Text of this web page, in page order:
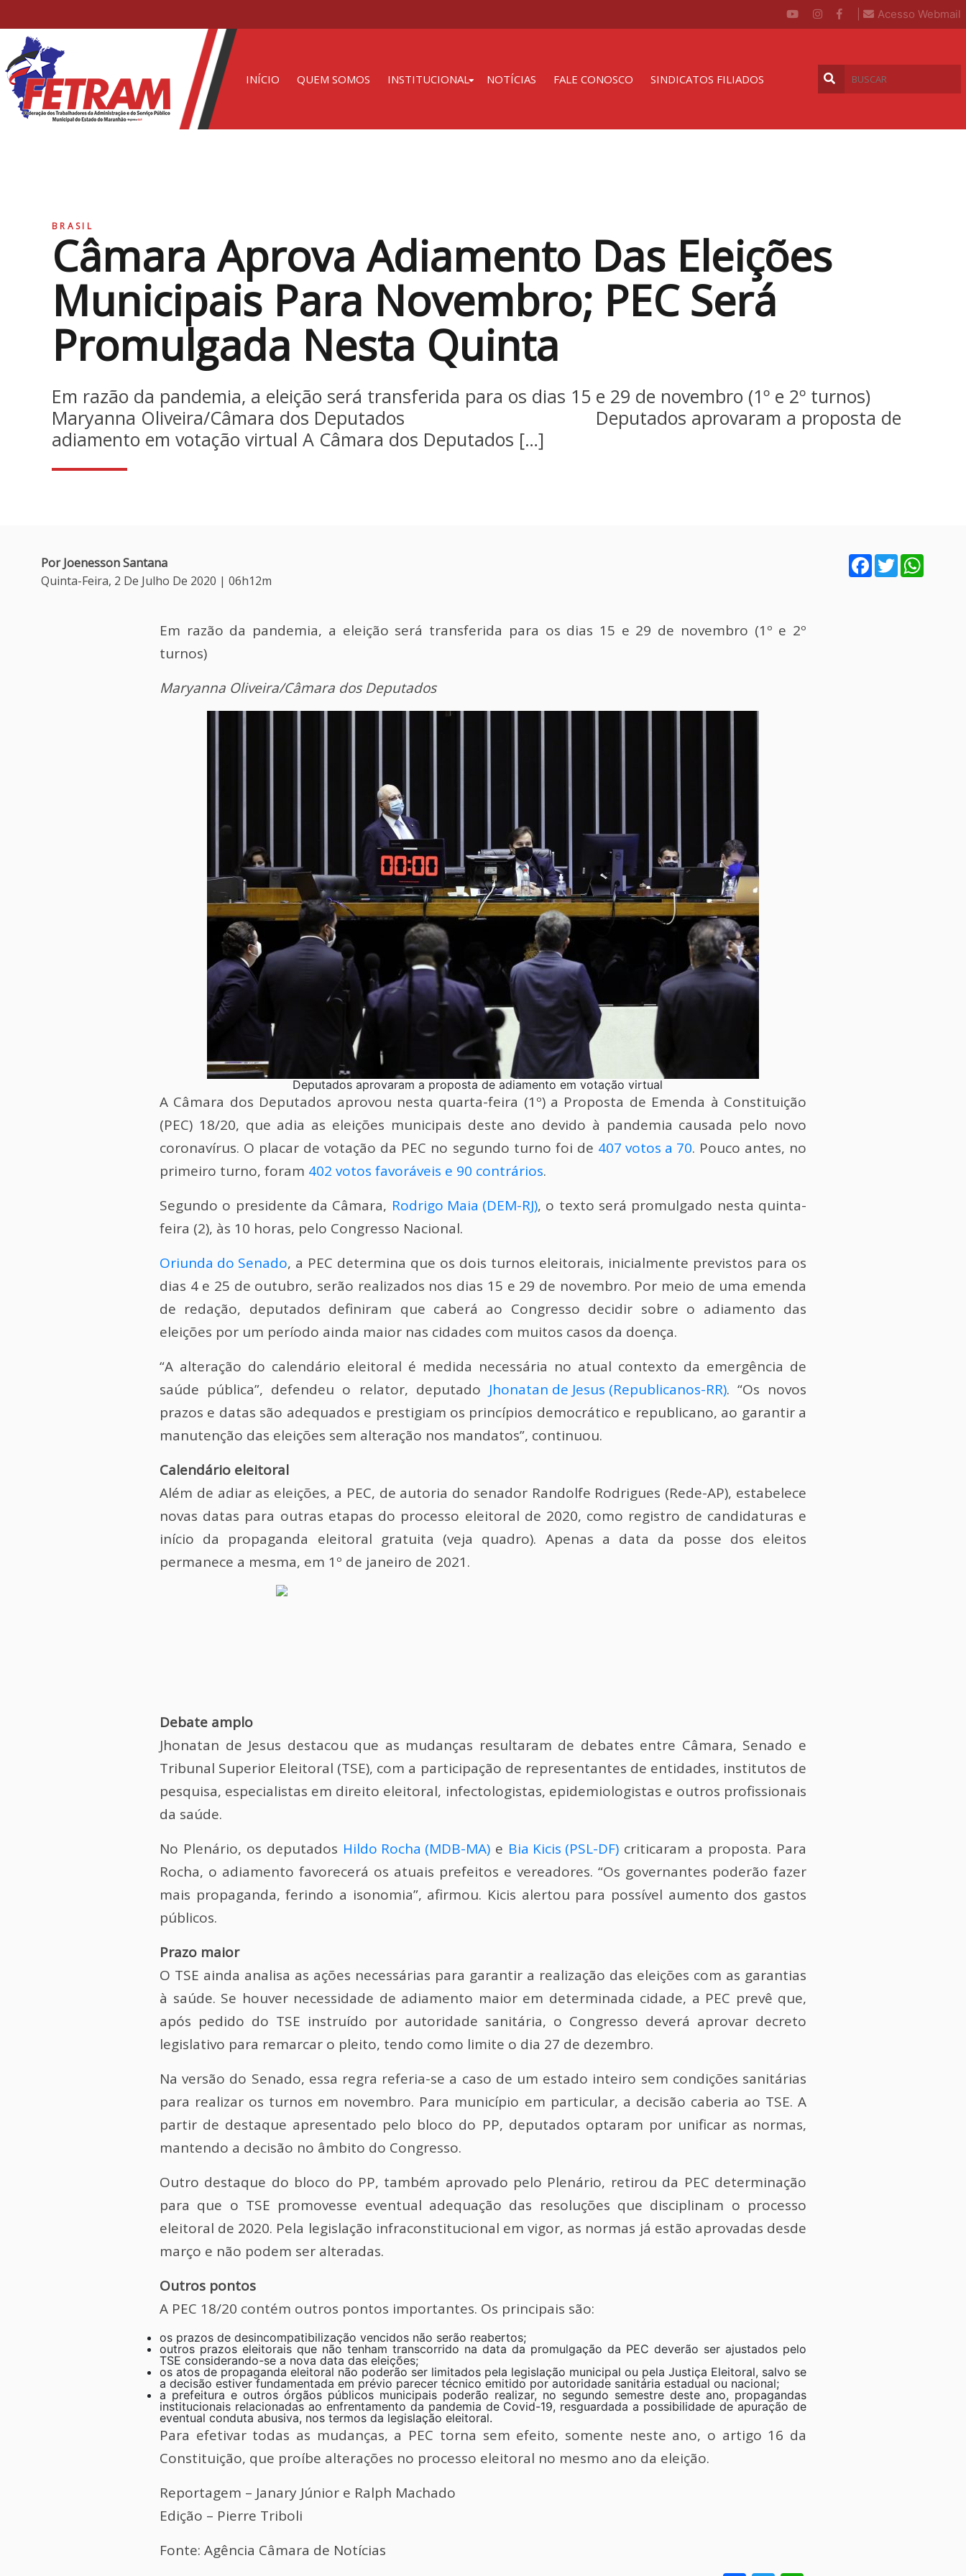
Acesso Webmail
INÍCIO QUEM SOMOS INSTITUCIONAL NOTÍCIAS FALE CONOSCO SINDICATOS FILIADOS
BRASIL
Câmara Aprova Adiamento Das Eleições
Municipais Para Novembro; PEC Será
Promulgada Nesta Quinta
Em razão da pandemia, a eleição será transferida para os dias 15 e 29 de novembro (1º e 2º turnos)
Maryanna Oliveira/Câmara dos Deputados Deputados aprovaram a proposta de
adiamento em votação virtual A Câmara dos Deputados […]
Por Joenesson Santana
Quinta-Feira, 2 De Julho De 2020 | 06h12m
Facebook
Twitter
Em razão da pandemia, a eleição será transferida para os dias 15 e 29 de novembro (1º e 2º
turnos)
Maryanna Oliveira/Câmara dos Deputados
Deputados aprovaram a proposta de adiamento em votação virtual
A Câmara dos Deputados aprovou nesta quarta-feira (1º) a Proposta de Emenda à Constituição
(PEC) 18/20, que adia as eleições municipais deste ano devido à pandemia causada pelo novo
coronavírus. O placar de votação da PEC no segundo turno foi de 407 votos a 70. Pouco antes, no
primeiro turno, foram 402 votos favoráveis e 90 contrários.
Segundo o presidente da Câmara, Rodrigo Maia (DEM-RJ), o texto será promulgado nesta quinta-
feira (2), às 10 horas, pelo Congresso Nacional.
Oriunda do Senado, a PEC determina que os dois turnos eleitorais, inicialmente previstos para os
dias 4 e 25 de outubro, serão realizados nos dias 15 e 29 de novembro. Por meio de uma emenda
de redação, deputados definiram que caberá ao Congresso decidir sobre o adiamento das
eleições por um período ainda maior nas cidades com muitos casos da doença.
“A alteração do calendário eleitoral é medida necessária no atual contexto da emergência de
saúde pública”, defendeu o relator, deputado Jhonatan de Jesus (Republicanos-RR). “Os novos
prazos e datas são adequados e prestigiam os princípios democrático e republicano, ao garantir a
manutenção das eleições sem alteração nos mandatos”, continuou.
Calendário eleitoral
Além de adiar as eleições, a PEC, de autoria do senador Randolfe Rodrigues (Rede-AP), estabelece
novas datas para outras etapas do processo eleitoral de 2020, como registro de candidaturas e
início da propaganda eleitoral gratuita (veja quadro). Apenas a data da posse dos eleitos
permanece a mesma, em 1º de janeiro de 2021.
Debate amplo
Jhonatan de Jesus destacou que as mudanças resultaram de debates entre Câmara, Senado e
Tribunal Superior Eleitoral (TSE), com a participação de representantes de entidades, institutos de
pesquisa, especialistas em direito eleitoral, infectologistas, epidemiologistas e outros profissionais
da saúde.
No Plenário, os deputados Hildo Rocha (MDB-MA) e Bia Kicis (PSL-DF) criticaram a proposta. Para
Rocha, o adiamento favorecerá os atuais prefeitos e vereadores. “Os governantes poderão fazer
mais propaganda, ferindo a isonomia”, afirmou. Kicis alertou para possível aumento dos gastos
públicos.
Prazo maior
O TSE ainda analisa as ações necessárias para garantir a realização das eleições com as garantias
à saúde. Se houver necessidade de adiamento maior em determinada cidade, a PEC prevê que,
após pedido do TSE instruído por autoridade sanitária, o Congresso deverá aprovar decreto
legislativo para remarcar o pleito, tendo como limite o dia 27 de dezembro.
Na versão do Senado, essa regra referia-se a caso de um estado inteiro sem condições sanitárias
para realizar os turnos em novembro. Para município em particular, a decisão caberia ao TSE. A
partir de destaque apresentado pelo bloco do PP, deputados optaram por unificar as normas,
mantendo a decisão no âmbito do Congresso.
Outro destaque do bloco do PP, também aprovado pelo Plenário, retirou da PEC determinação
para que o TSE promovesse eventual adequação das resoluções que disciplinam o processo
eleitoral de 2020. Pela legislação infraconstitucional em vigor, as normas já estão aprovadas desde
março e não podem ser alteradas.
Outros pontos
A PEC 18/20 contém outros pontos importantes. Os principais são:
os prazos de desincompatibilização vencidos não serão reabertos;
outros prazos eleitorais que não tenham transcorrido na data da promulgação da PEC deverão ser ajustados pelo
TSE considerando-se a nova data das eleições;
os atos de propaganda eleitoral não poderão ser limitados pela legislação municipal ou pela Justiça Eleitoral, salvo se
a decisão estiver fundamentada em prévio parecer técnico emitido por autoridade sanitária estadual ou nacional;
a prefeitura e outros órgãos públicos municipais poderão realizar, no segundo semestre deste ano, propagandas
institucionais relacionadas ao enfrentamento da pandemia de Covid-19, resguardada a possibilidade de apuração de
eventual conduta abusiva, nos termos da legislação eleitoral.
Para efetivar todas as mudanças, a PEC torna sem efeito, somente neste ano, o artigo 16 da
Constituição, que proíbe alterações no processo eleitoral no mesmo ano da eleição.
Reportagem – Janary Júnior e Ralph Machado
Edição – Pierre Triboli
Fonte: Agência Câmara de Notícias